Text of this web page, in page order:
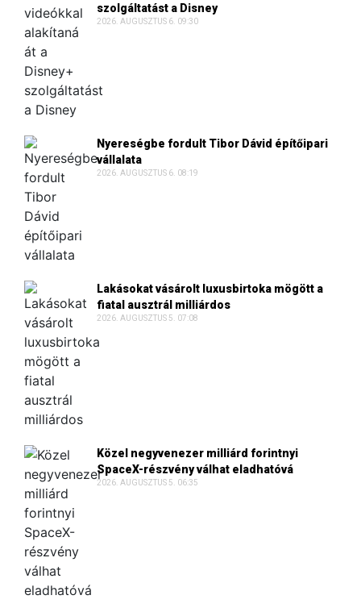
szolgáltatást a Disney
2026. AUGUSZTUS 6. 09:30
Nyereségbe fordult Tibor Dávid építőipari
vállalata
2026. AUGUSZTUS 6. 08:19
Lakásokat vásárolt luxusbirtoka mögött a
fiatal ausztrál milliárdos
2026. AUGUSZTUS 5. 07:08
Közel negyvenezer milliárd forintnyi
SpaceX-részvény válhat eladhatóvá
2026. AUGUSZTUS 5. 06:35